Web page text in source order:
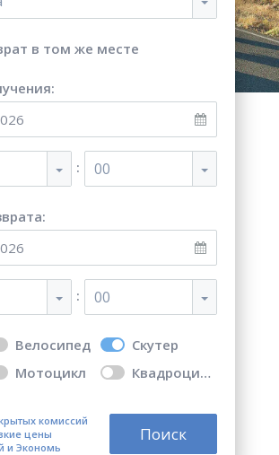
в том же месте
: 00
: 00
Велосипед
Скутер
Мотоцикл
Квадроцикл
комиссий
цены
и Экономь
Поиск